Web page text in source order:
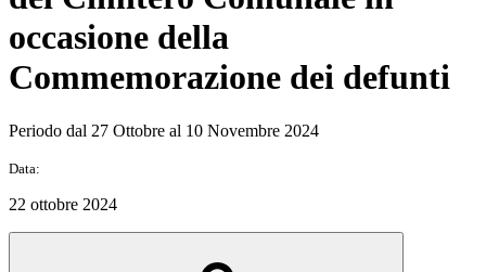
occasione della
Commemorazione dei defunti
Periodo dal 27 Ottobre al 10 Novembre 2024
Data:
22 ottobre 2024